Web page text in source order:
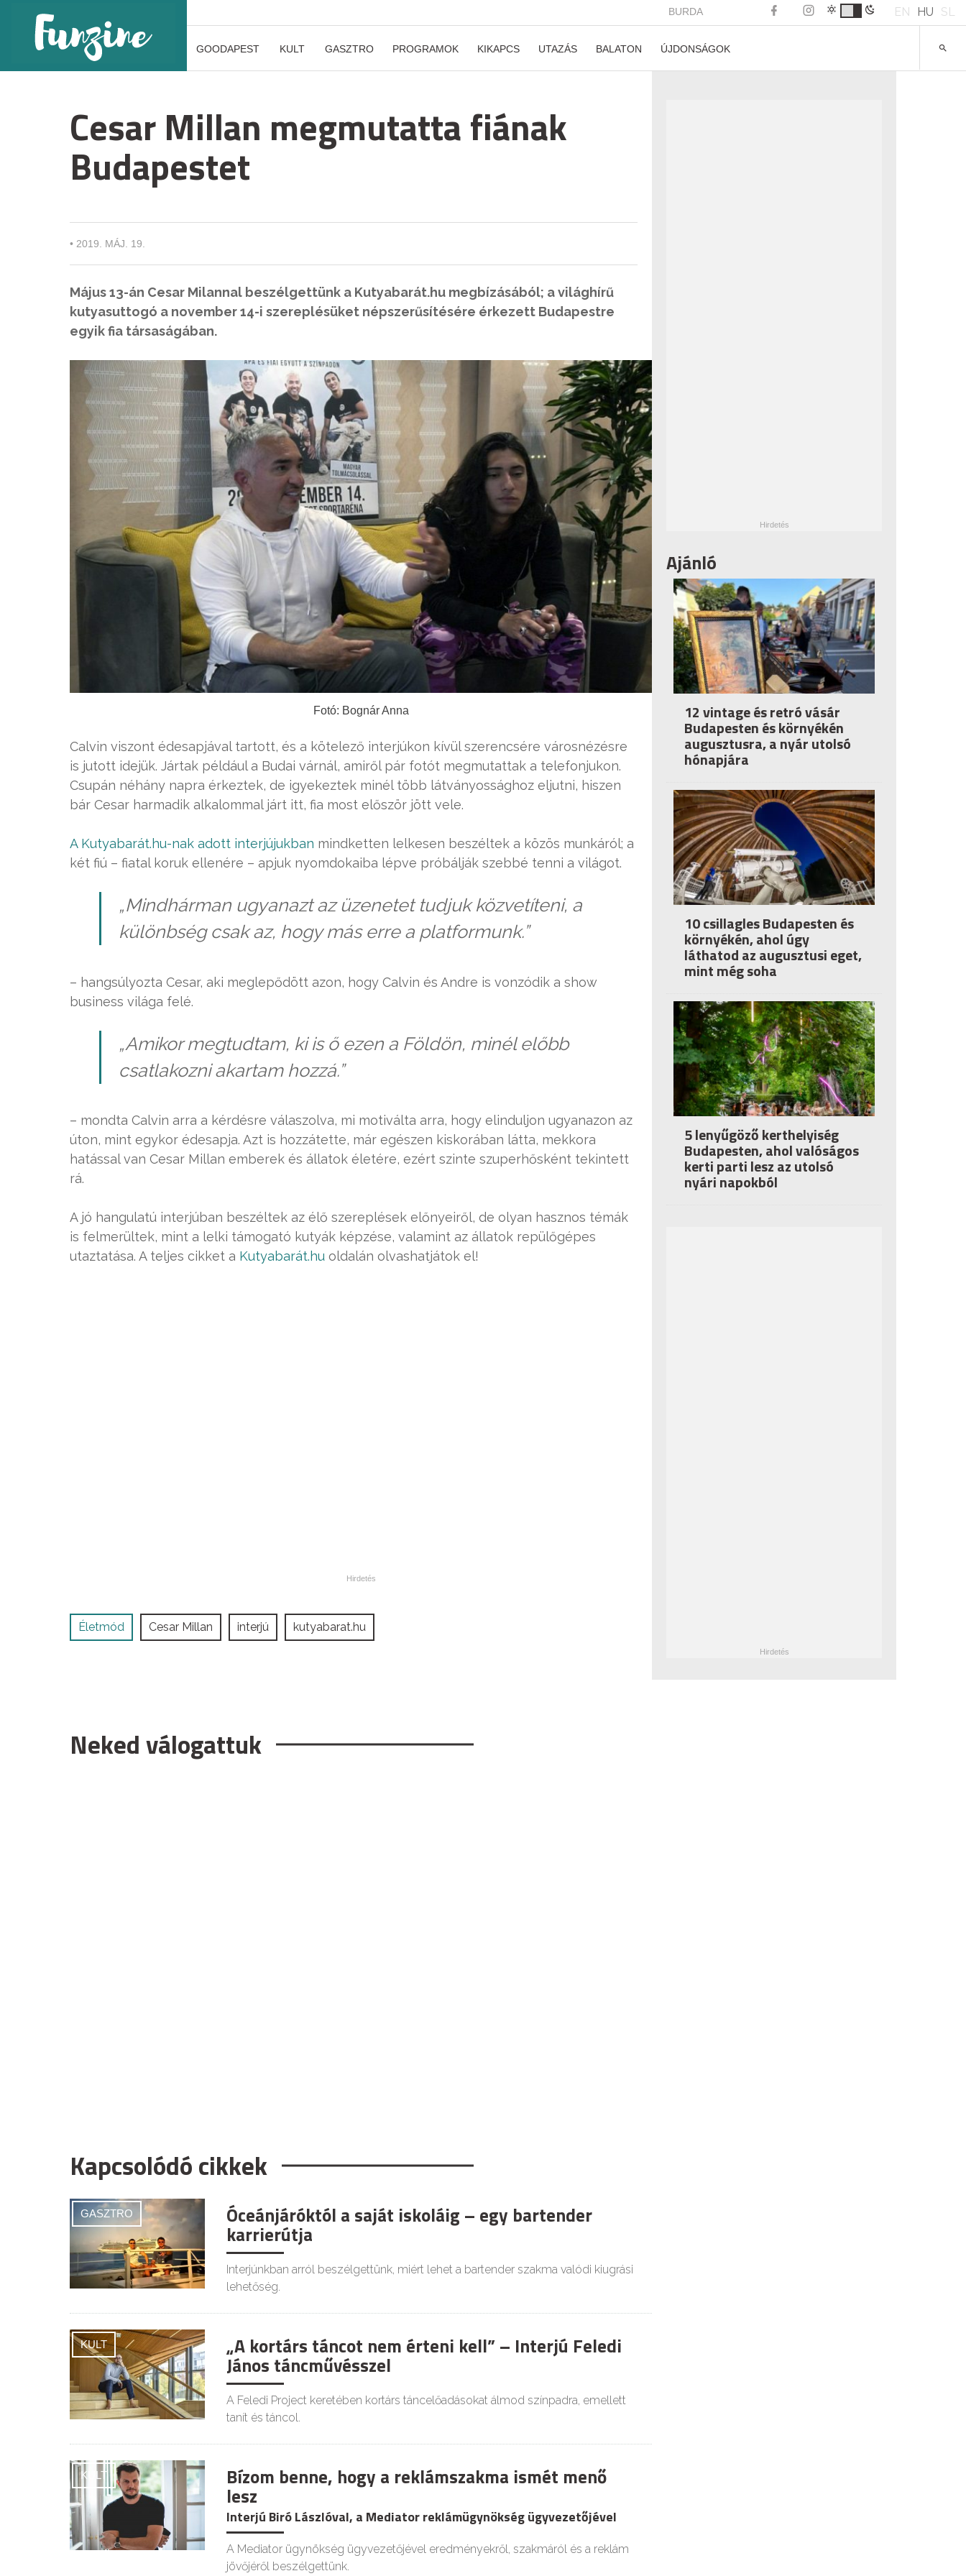
BURDA EN HU SL
GOODAPEST KULT GASZTRO PROGRAMOK KIKAPCS UTAZÁS BALATON ÚJDONSÁGOK
Cesar Millan megmutatta fiának
Budapestet
• 2019. MÁJ. 19.
Május 13-án Cesar Milannal beszélgettünk a Kutyabarát.hu megbízásából; a világhírű
kutyasuttogó a november 14-i szereplésüket népszerűsítésére érkezett Budapestre
egyik fia társaságában.
Fotó: Bognár Anna
Calvin viszont édesapjával tartott, és a kötelező interjúkon kívül szerencsére városnézésre
is jutott idejük. Jártak például a Budai várnál, amiről pár fotót megmutattak a telefonjukon.
Csupán néhány napra érkeztek, de igyekeztek minél több látványossághoz eljutni, hiszen
bár Cesar harmadik alkalommal járt itt, fia most először jött vele.
A Kutyabarát.hu-nak adott interjújukban mindketten lelkesen beszéltek a közös munkáról; a
két fiú – fiatal koruk ellenére – apjuk nyomdokaiba lépve próbálják szebbé tenni a világot.
„Mindhárman ugyanazt az üzenetet tudjuk közvetíteni, a
különbség csak az, hogy más erre a platformunk.”
– hangsúlyozta Cesar, aki meglepődött azon, hogy Calvin és Andre is vonzódik a show
business világa felé.
„Amikor megtudtam, ki is ő ezen a Földön, minél előbb
csatlakozni akartam hozzá.”
– mondta Calvin arra a kérdésre válaszolva, mi motiválta arra, hogy elinduljon ugyanazon az
úton, mint egykor édesapja. Azt is hozzátette, már egészen kiskorában látta, mekkora
hatással van Cesar Millan emberek és állatok életére, ezért szinte szuperhősként tekintett
rá.
A jó hangulatú interjúban beszéltek az élő szereplések előnyeiről, de olyan hasznos témák
is felmerültek, mint a lelki támogató kutyák képzése, valamint az állatok repülőgépes
utaztatása. A teljes cikket a Kutyabarát.hu oldalán olvashatjátok el!
Életmód Cesar Millan interjú kutyabarat.hu
Neked válogattuk
Kapcsolódó cikkek
GASZTRO Óceánjáróktól a saját iskoláig – egy bartender
karrierútja
Interjúnkban arról beszélgettünk, miért lehet a bartender szakma valódi kiugrási
lehetőség.
KULT „A kortárs táncot nem érteni kell” – Interjú Feledi
János táncművésszel
A Feledi Project keretében kortárs táncelőadásokat álmod színpadra, emellett
tanít és táncol.
KULT Bízom benne, hogy a reklámszakma ismét menő
lesz
Interjú Biró Lászlóval, a Mediator reklámügynökség ügyvezetőjével
A Mediator ügynökség ügyvezetőjével eredményekről, szakmáról és a reklám
jövőjéről beszélgettünk.
Ajánló
12 vintage és retró vásár
Budapesten és környékén
augusztusra, a nyár utolsó
hónapjára
10 csillagles Budapesten és
környékén, ahol úgy
láthatod az augusztusi eget,
mint még soha
5 lenyűgöző kerthelyiség
Budapesten, ahol valóságos
kerti parti lesz az utolsó
nyári napokból